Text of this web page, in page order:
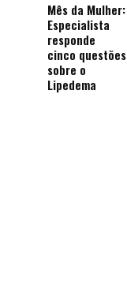
Mês da Mulher:
Especialista
responde
cinco questões
sobre o
Lipedema